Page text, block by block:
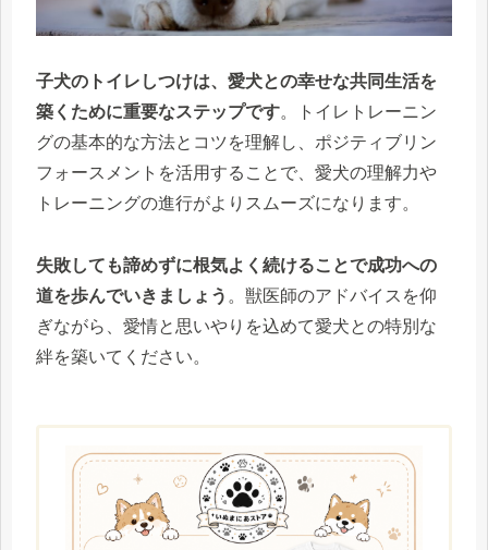
子犬のトイレしつけは、愛犬との幸せな共同生活を
築くために重要なステップです。トイレトレーニン
グの基本的な方法とコツを理解し、ポジティブリン
フォースメントを活用することで、愛犬の理解力や
トレーニングの進行がよりスムーズになります。
失敗しても諦めずに根気よく続けることで成功への
道を歩んでいきましょう 。獣医師のアドバイスを仰
ぎながら、愛情と思いやりを込めて愛犬との特別な
絆を築いてください。